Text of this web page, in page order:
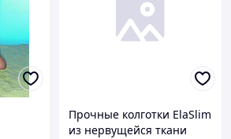
Прочные колготки ElaSlim
из нервущейся ткани